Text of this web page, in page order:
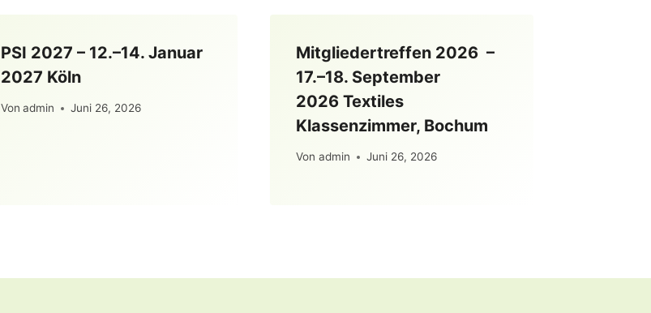
PSI 2027 – 12.–14. Januar
2027 Köln
Von admin Juni 26, 2026
Mitgliedertreffen 2026 –
17.–18. September
2026 Textiles
Klassenzimmer, Bochum
Von admin Juni 26, 2026